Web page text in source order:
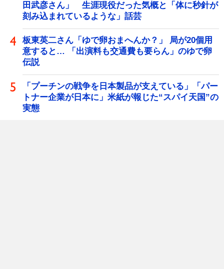
田武彦さん」 生涯現役だった気概と「体に秒針が
刻み込まれているような」話芸
板東英二さん「ゆで卵おまへんか？」 局が20個用
意すると… 「出演料も交通費も要らん」のゆで卵
伝説
「プーチンの戦争を日本製品が支えている」「パー
トナー企業が日本に」米紙が報じた“スパイ天国”の
実態